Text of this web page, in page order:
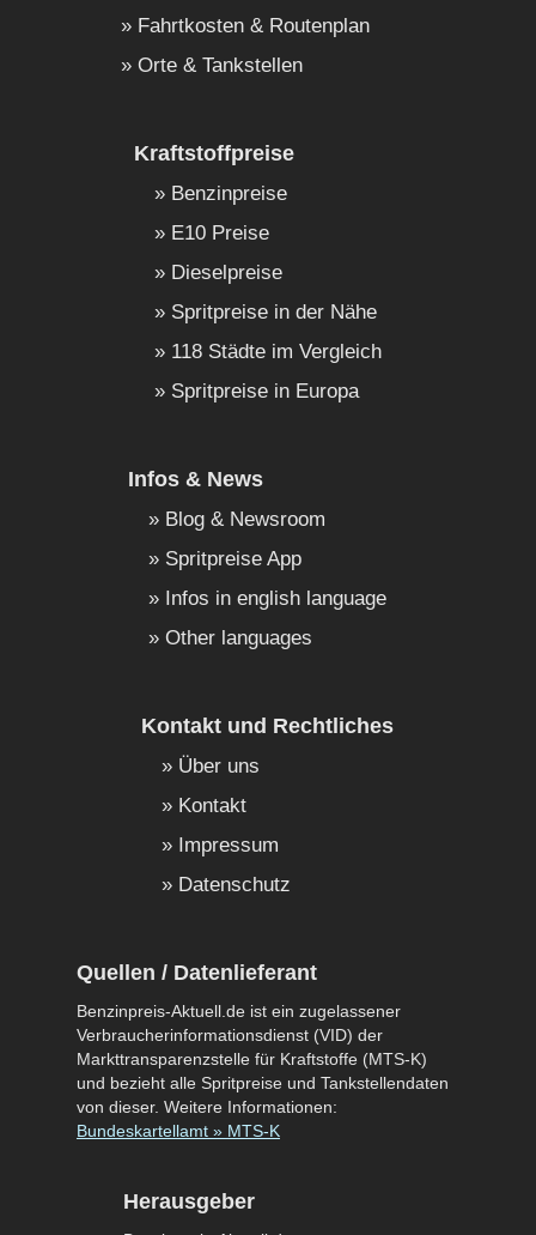
Fahrtkosten & Routenplan
Orte & Tankstellen
Kraftstoffpreise
Benzinpreise
E10 Preise
Dieselpreise
Spritpreise in der Nähe
118 Städte im Vergleich
Spritpreise in Europa
Infos & News
Blog & Newsroom
Spritpreise App
Infos in english language
Other languages
Kontakt und Rechtliches
Über uns
Kontakt
Impressum
Datenschutz
Quellen / Datenlieferant
Benzinpreis-Aktuell.de ist ein zugelassener
Verbraucherinformationsdienst (VID) der
Markttransparenzstelle für Kraftstoffe (MTS-K)
und bezieht alle Spritpreise und Tankstellendaten
von dieser. Weitere Informationen:
Bundeskartellamt » MTS-K
Herausgeber